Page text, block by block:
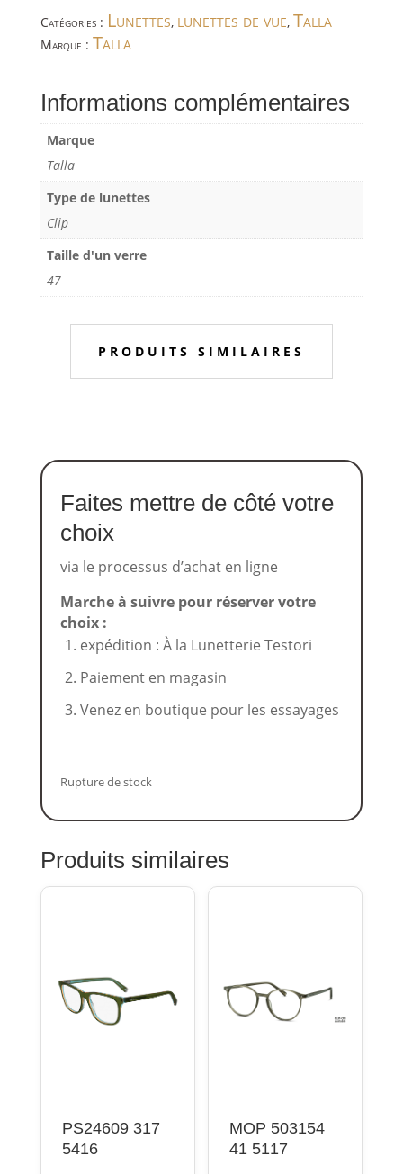
Catégories : Lunettes, lunettes de vue, Talla
Marque : Talla
Informations complémentaires
Marque
Talla
Type de lunettes
Clip
Taille d'un verre
47
PRODUITS SIMILAIRES
Faites mettre de côté votre
choix
via le processus d’achat en ligne
Marche à suivre pour réserver votre
choix :
expédition : À la Lunetterie Testori
Paiement en magasin
Venez en boutique pour les essayages
Rupture de stock
Produits similaires
PS24609 317
5416
MOP 503154
41 5117